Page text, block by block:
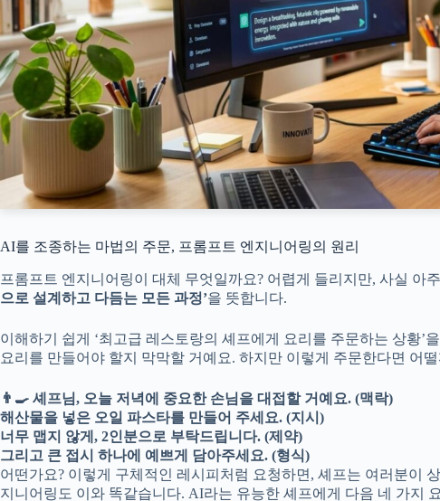
AI를 조종하는 마법의 주문, 프롬프트 엔지니어링의 원리
프롬프트 엔지니어링이 대체 무엇일까요? 어렵게 들리지만, 사실 아
으로 설계하고 다듬는 모든 과정’을 뜻합니다.
이해하기 쉽게 ‘최고급 레스토랑의 셰프에게 요리를 주문하는 상황’
요리를 만들어야 할지 막막할 거예요. 하지만 이렇게 주문한다면 어
👨‍🍳 셰프님, 오늘 저녁에 중요한 손님을 대접할 거예요. (맥락)
해산물을 넣은 오일 파스타를 만들어 주세요. (지시)
너무 맵지 않게, 2인분으로 부탁드립니다. (제약)
그리고 큰 접시 하나에 예쁘게 담아주세요. (형식)
어떤가요? 이렇게 구체적인 레시피처럼 요청하면, 셰프는 여러분이
지니어링도 이와 똑같습니다. AI라는 유능한 셰프에게 다음 네 가지